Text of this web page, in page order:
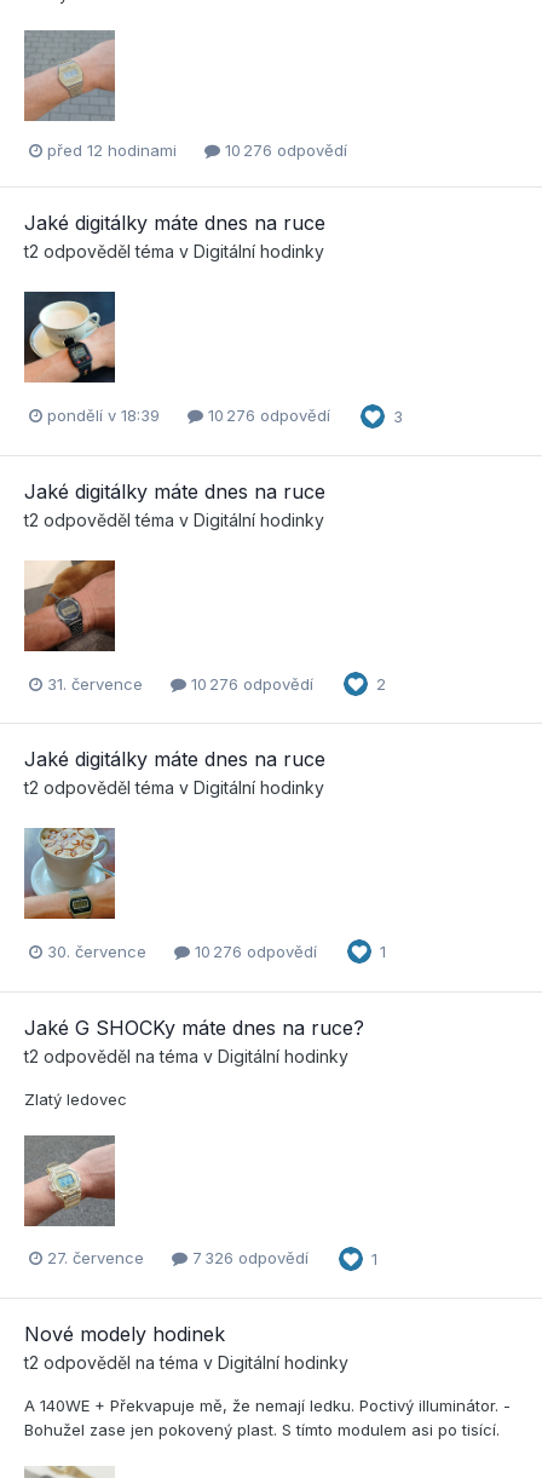
před 12 hodinami 10 276 odpovědí
Jaké digitálky máte dnes na ruce
t2 odpověděl téma v Digitální hodinky
pondělí v 18:39 10 276 odpovědí 3
Jaké digitálky máte dnes na ruce
t2 odpověděl téma v Digitální hodinky
31. července 10 276 odpovědí 2
Jaké digitálky máte dnes na ruce
t2 odpověděl téma v Digitální hodinky
30. července 10 276 odpovědí 1
Jaké G SHOCKy máte dnes na ruce?
t2 odpověděl na téma v Digitální hodinky
Zlatý ledovec
27. července 7 326 odpovědí 1
Nové modely hodinek
t2 odpověděl na téma v Digitální hodinky
A 140WE + Překvapuje mě, že nemají ledku. Poctivý illuminátor. -
Bohužel zase jen pokovený plast. S tímto modulem asi po tisící.